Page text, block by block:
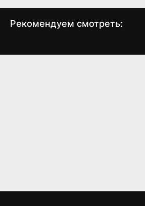
Рекомендуем смотреть: